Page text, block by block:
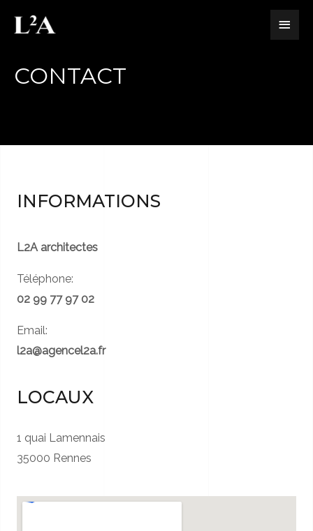
CONTACT
INFORMATIONS
L2A architectes
Téléphone:
02 99 77 97 02
Email:
l2a@agencel2a.fr
LOCAUX
1 quai Lamennais
35000 Rennes